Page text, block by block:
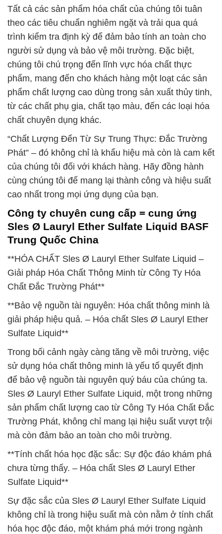
Tất cả các sản phẩm hóa chất của chúng tôi tuân
theo các tiêu chuẩn nghiêm ngặt và trải qua quá
trình kiểm tra định kỳ để đảm bảo tính an toàn cho
người sử dụng và bảo vệ môi trường. Đặc biệt,
chúng tôi chú trọng đến lĩnh vực hóa chất thực
phẩm, mang đến cho khách hàng một loạt các sản
phẩm chất lượng cao dùng trong sản xuất thủy tinh,
từ các chất phụ gia, chất tạo màu, đến các loại hóa
chất chuyên dụng khác.
“Chất Lượng Đến Từ Sự Trung Thực: Đắc Trường
Phát” – đó không chỉ là khẩu hiệu mà còn là cam kết
của chúng tôi đối với khách hàng. Hãy đồng hành
cùng chúng tôi để mang lại thành công và hiệu suất
cao nhất trong mọi ứng dụng của bạn.
Công ty chuyên cung cấp = cung ứng
Sles Ø Lauryl Ether Sulfate Liquid BASF
Trung Quốc China
**HÓA CHẤT Sles Ø Lauryl Ether Sulfate Liquid –
Giải pháp Hóa Chất Thông Minh từ Công Ty Hóa
Chất Đắc Trường Phát**
**Bảo vệ nguồn tài nguyên: Hóa chất thông minh là
giải pháp hiệu quả. – Hóa chất Sles Ø Lauryl Ether
Sulfate Liquid**
Trong bối cảnh ngày càng tăng về môi trường, việc
sử dụng hóa chất thông minh là yếu tố quyết định
để bảo vệ nguồn tài nguyên quý báu của chúng ta.
Sles Ø Lauryl Ether Sulfate Liquid, một trong những
sản phẩm chất lượng cao từ Công Ty Hóa Chất Đắc
Trường Phát, không chỉ mang lại hiệu suất vượt trội
mà còn đảm bảo an toàn cho môi trường.
**Tính chất hóa học đặc sắc: Sự độc đáo khám phá
chưa từng thấy. – Hóa chất Sles Ø Lauryl Ether
Sulfate Liquid**
Sự đặc sắc của Sles Ø Lauryl Ether Sulfate Liquid
không chỉ là trong hiệu suất mà còn nằm ở tính chất
hóa học độc đáo, một khám phá mới trong ngành